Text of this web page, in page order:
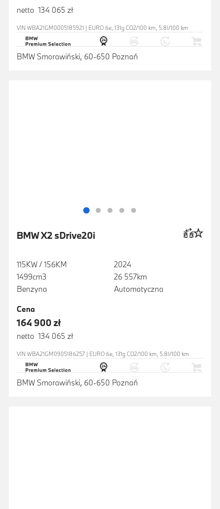
netto 134 065 zł
VIN WBA21GM0005185921 | EURO 6e, 131g CO2/100 km, 5.8l/100 km
BMW Smorawiński, 60-650 Poznań
BMW X2 sDrive20i
115KW / 156KM
1499cm3
Benzyna
2024
26 557km
Automatyczna
Cena
164 900 zł
netto 134 065 zł
VIN WBA21GM0905186257 | EURO 6e, 131g CO2/100 km, 5.8l/100 km
BMW Smorawiński, 60-650 Poznań